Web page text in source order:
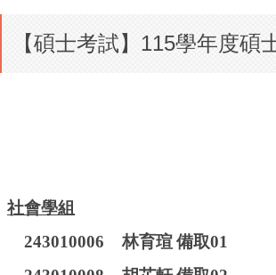
【碩士考試】115學年度
社會學組
243010006林育瑄 備取01